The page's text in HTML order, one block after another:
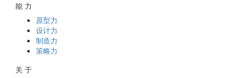
能 力
原型力
设计力
制造力
策略力
关 于